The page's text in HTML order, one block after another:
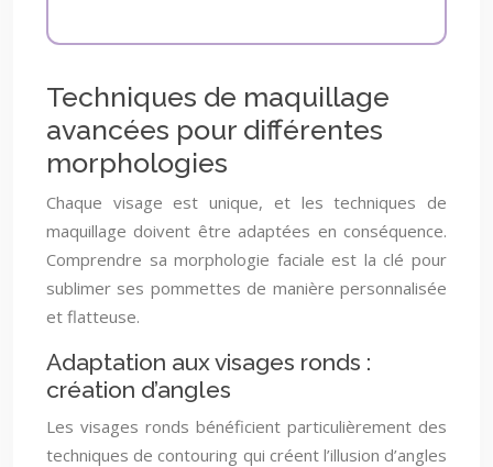
Techniques de maquillage
avancées pour différentes
morphologies
Chaque visage est unique, et les techniques de
maquillage doivent être adaptées en conséquence.
Comprendre sa morphologie faciale est la clé pour
sublimer ses pommettes de manière personnalisée
et flatteuse.
Adaptation aux visages ronds :
création d’angles
Les visages ronds bénéficient particulièrement des
techniques de contouring qui créent l’illusion d’angles